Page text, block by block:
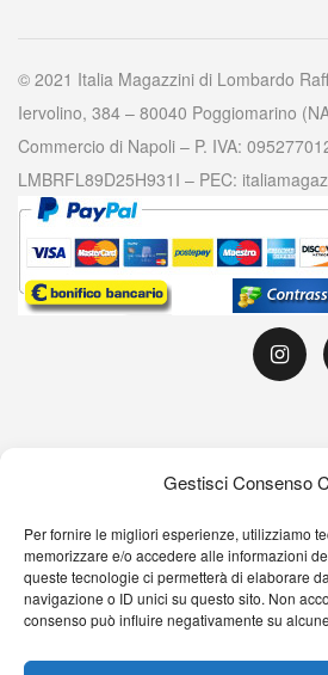
Gestisci Consenso
Per fornire le migliori esperienze, utilizziamo
memorizzare e/o accedere alle informazioni
queste tecnologie ci permetterà di elaborare
navigazione o ID unici su questo sito. Non
consenso può influire negativamente su
© 2021 Italia Magazzini di Lombardo
Iervolino, 384 – 80040 Poggiomarino
Commercio di Napoli – P. IVA:
LMBRFL89D25H931I – PEC: